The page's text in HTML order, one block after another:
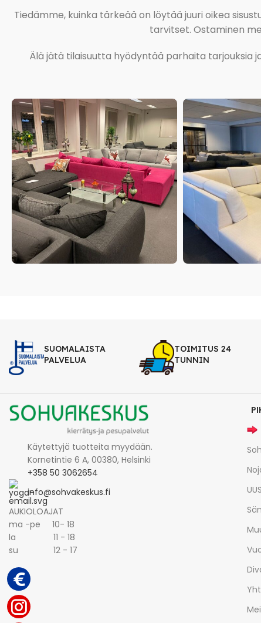
Tiedämme, kuinka tärkeää on löytää juuri oikea
tarvitset. Ostaminen
Älä jätä tilaisuutta hyödyntää parhaita tarjouksia
SUOMALAISTA
PALVELUA
TOIMITUS 24
TUNNIN
Käytettyjä tuotteita myydään.
Kornetintie 6 A, 00380, Helsinki
+358 50 3062654
info@sohvakeskus.fi
AUKIOLOAJAT
ma -pe 10- 18
la 11 - 18
su 12 - 17